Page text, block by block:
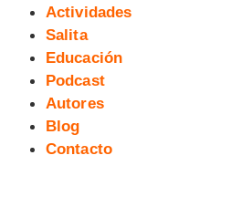
Actividades
Salita
Educación
Podcast
Autores
Blog
Contacto